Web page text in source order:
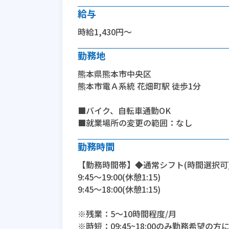
給与
時給1,430円～
勤務地
熊本県熊本市中央区
熊本市電Ａ系統 花畑町駅 徒歩1分
■バイク、自転車通勤OK
■就業場所の変更の範囲：なし
勤務時間
【勤務時間帯】◆通常シフト(時間選択
9:45〜19:00(休憩1:15)
9:45〜18:00(休憩1:15)
※残業：5〜10時間程度/月
※時短：09:45~18:00のみ勤務希望の方